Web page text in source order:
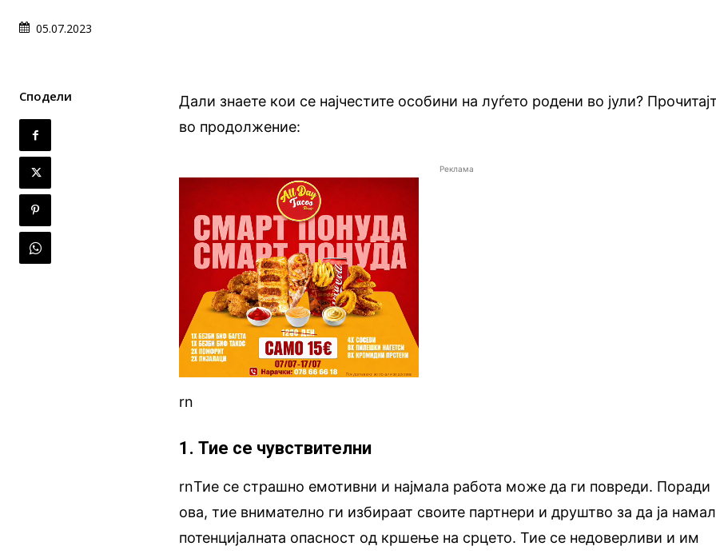
05.07.2023
Сподели
Дали знаете кои се најчестите особини на луѓето родени во јули?
во продолжение:
Реклама
rn
1. Тие се чувствителни
rnТие се страшно емотивни и најмала работа може да ги повреди. Поради
ова, тие внимателно ги избираат своите партнери и друштво за да ја
потенцијалната опасност од кршење на срцето. Тие се недоверливи и им